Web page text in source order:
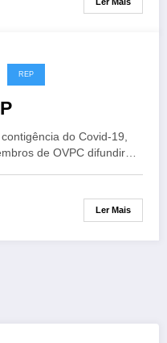
REP
do Covid-19,
de OVPC difundir…
Ler Mais